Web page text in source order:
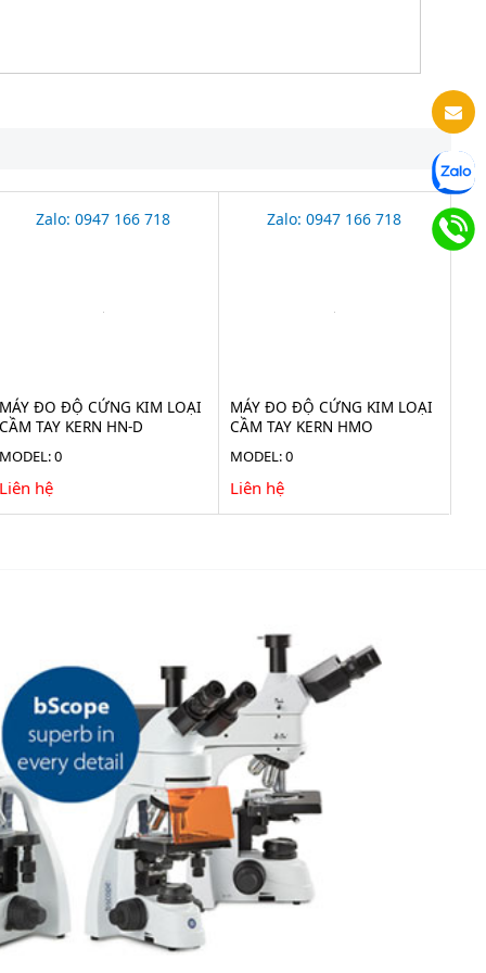
Zalo: 0947 166 718
MÁY ĐO ĐỘ CỨNG KIM LOẠI
CẦM TAY KERN HN-D
MODEL: 0
Liên hệ
Zalo: 0947 166 718
MÁY ĐO ĐỘ CỨNG KIM LOẠI
CẦM TAY KERN HMO
MODEL: 0
Liên hệ